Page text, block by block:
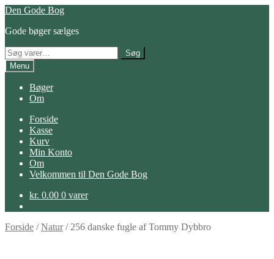
Spring
navigation
Spring
indhold
Den Gode Bog
Gode bøger sælges
Søg
efter:
Søg
Menu
Bøger
Om
Forside
Kasse
Kurv
Min Konto
Om
Velkommen til Den Gode Bog
kr. 0.00 0 varer
Forside /Natur/ 256 danske fugle af Tommy Dybbro